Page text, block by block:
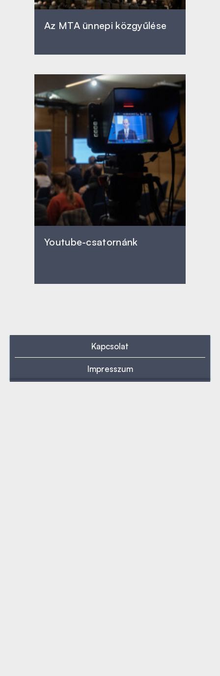
Az MTA ünnepi közgyűlése
Youtube-csatornánk
Kapcsolat
Impresszum